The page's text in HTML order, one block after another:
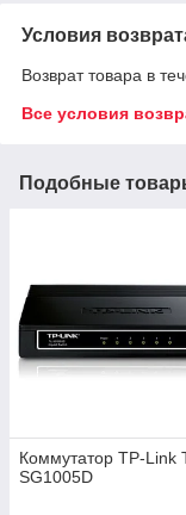
Условия
Возврат товара в
Все условия
Подобные
Коммутатор TP-Link
SG1005D